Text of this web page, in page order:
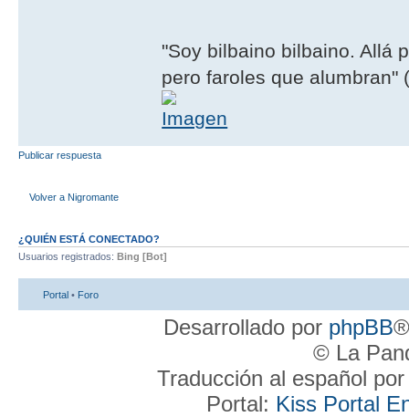
"Soy bilbaino bilbaino. Allá
pero faroles que alumbran"
Publicar respuesta
Volver a Nigromante
¿QUIÉN ESTÁ CONECTADO?
Usuarios registrados: Bing [Bot]
Portal • Foro
Desarrollado por phpBB
© La
Traducción al español
Portal: Kiss Portal